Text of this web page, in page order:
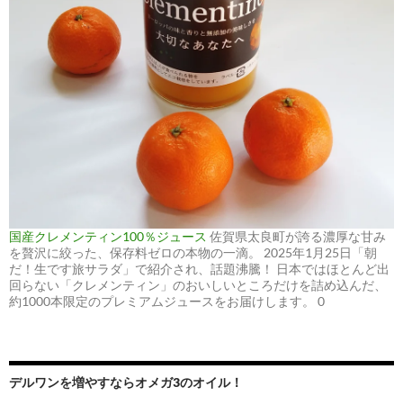
国産クレメンティン100％ジュース 佐賀県太良町が誇る濃厚な甘み
を贅沢に絞った、保存料ゼロの本物の一滴。 2025年1月25日「朝
だ！生です旅サラダ」で紹介され、話題沸騰！ 日本ではほとんど出
回らない「クレメンティン」のおいしいところだけを詰め込んだ、
約1000本限定のプレミアムジュースをお届けします。 0
デルワンを増やすならオメガ3のオイル！